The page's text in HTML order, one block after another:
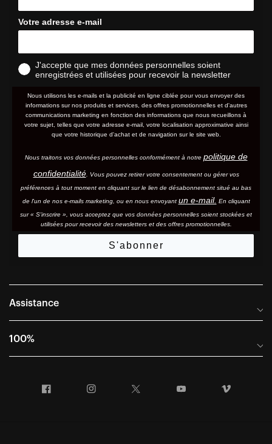
Votre adresse e-mail
J'accepte que mes données personnelles soient
enregistrées et utilisées pour recevoir la newsletter
Nous utilisons les e-mails et la publicité en ligne ciblée pour vous envoyer des
informations sur nos produits et services, des offres promotionnelles et d'autres
communications marketing en fonction des informations que nous recueillons à
votre sujet, telles que votre adresse e-mail, votre localisation approximative ainsi
que votre historique d'achat et de navigation sur le site web.
Nous traitons vos données personnelles conformément à notre politique de
confidentialité. Vous pouvez retirer votre consentement ou gérer vos
préférences à tout moment en cliquant sur le lien de désabonnement situé au bas
de l'un de nos e-mails marketing, ou en nous envoyant un e-mail. En cliquant
sur « S'inscrire », vous acceptez que vos données personnelles soient stockées et
utilisées pour recevoir des newsletters et des offres promotionnelles.
S'abonner
Assistance
Foire aux questions
Conditions générales de vente
100%
Informations sur l'entreprise
Facebook Instagram YouTube